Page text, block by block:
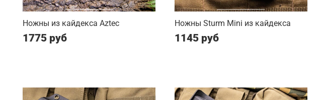
Ножны из кайдекса Aztec
1775 руб
Ножны Sturm Mini из кайдекса
1145 руб